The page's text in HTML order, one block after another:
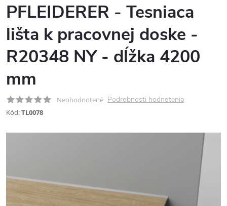
PFLEIDERER - Tesniaca
lišta k pracovnej doske -
R20348 NY - dĺžka 4200
mm
Neohodnotené Podrobnosti hodnotenia
Kód:TL0078